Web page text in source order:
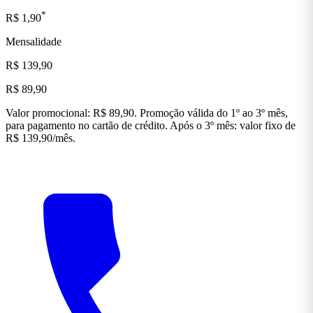
R$ 1,90*
Mensalidade
R$ 139,90
R$ 89,90
Valor promocional: R$ 89,90. Promoção válida do 1º ao 3º mês,
para pagamento no cartão de crédito. Após o 3º mês: valor fixo de
R$ 139,90/mês.